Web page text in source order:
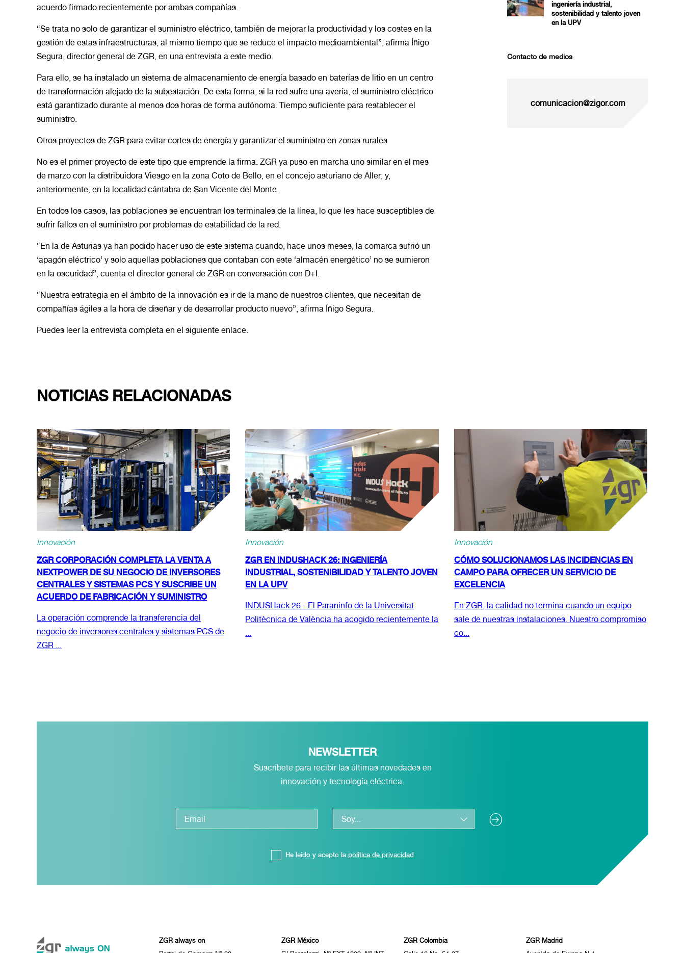
acuerdo firmado recientemente por ambas compañías.
“Se trata no solo de garantizar el suministro eléctrico, también de mejorar la productividad y los costes en la
gestión de estas infraestructuras, al mismo tiempo que se reduce el impacto medioambiental”, afirma Íñigo
Segura, director general de ZGR, en una entrevista a este medio.
Para ello, se ha instalado un sistema de almacenamiento de energía basado en baterías de litio en un centro
de transformación alejado de la subestación. De esta forma, si la red sufre una avería, el suministro eléctrico
está garantizado durante al menos dos horas de forma autónoma. Tiempo suficiente para restablecer el
suministro.
Otros proyectos de ZGR para evitar cortes de energía y garantizar el suministro en zonas rurales
No es el primer proyecto de este tipo que emprende la firma. ZGR ya puso en marcha uno similar en el mes
de marzo con la distribuidora Viesgo en la zona Coto de Bello, en el concejo asturiano de Aller; y,
anteriormente, en la localidad cántabra de San Vicente del Monte.
En todos los casos, las poblaciones se encuentran los terminales de la línea, lo que les hace susceptibles de
sufrir fallos en el suministro por problemas de estabilidad de la red.
“En la de Asturias ya han podido hacer uso de este sistema cuando, hace unos meses, la comarca sufrió un
‘apagón eléctrico’ y solo aquellas poblaciones que contaban con este ‘almacén energético’ no se sumieron
en la oscuridad”, cuenta el director general de ZGR en conversación con D+I.
“Nuestra estrategia en el ámbito de la innovación es ir de la mano de nuestros clientes, que necesitan de
compañías ágiles a la hora de diseñar y de desarrollar producto nuevo”, afirma Íñigo Segura.
Puedes leer la entrevista completa en el siguiente enlace.
ingeniería industrial,
sostenibilidad y talento joven
en la UPV
Contacto de medios
comunicacion@zigor.com
NOTICIAS RELACIONADAS
Innovación
ZGR CORPORACIÓN COMPLETA LA VENTA A
NEXTPOWER DE SU NEGOCIO DE INVERSORES
CENTRALES Y SISTEMAS PCS Y SUSCRIBE UN
ACUERDO DE FABRICACIÓN Y SUMINISTRO
La operación comprende la transferencia del
negocio de inversores centrales y sistemas PCS de
ZGR ...
Innovación
ZGR EN INDUSHACK 26: INGENIERÍA
INDUSTRIAL, SOSTENIBILIDAD Y TALENTO JOVEN
EN LA UPV
INDUSHack 26.- El Paraninfo de la Universitat
Politècnica de València ha acogido recientemente la
...
Innovación
CÓMO SOLUCIONAMOS LAS INCIDENCIAS EN
CAMPO PARA OFRECER UN SERVICIO DE
EXCELENCIA
En ZGR, la calidad no termina cuando un equipo
sale de nuestras instalaciones. Nuestro compromiso
co...
NEWSLETTER
Suscríbete para recibir las últimas novedades en
innovación y tecnología eléctrica.
He leído y acepto la política de privacidad
ZGR always on
ZGR México
ZGR Colombia
ZGR Madrid